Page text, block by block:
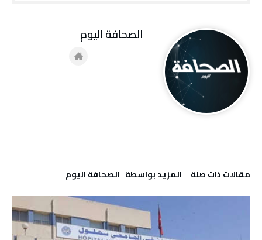
‫مقالات ذات صلة‬ ‫‫المزيد بواسطة‬ ‬ ‭ ‬الصحافة‭ ‬اليوم